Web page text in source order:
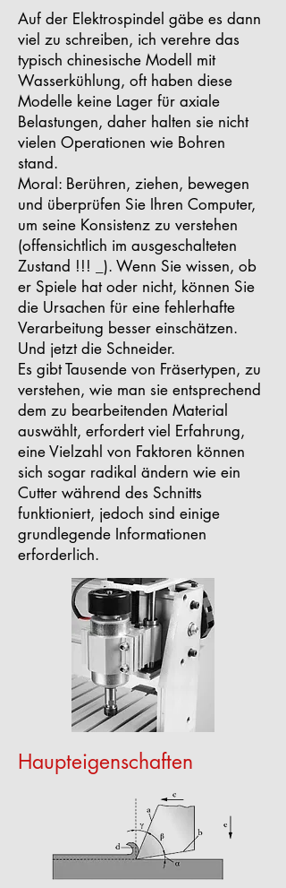
Auf der Elektrospindel gäbe es dann
viel zu schreiben, ich verehre das
typisch chinesische Modell mit
Wasserkühlung, oft haben diese
Modelle keine Lager für axiale
Belastungen, daher halten sie nicht
vielen Operationen wie Bohren
stand.
Moral: Berühren, ziehen, bewegen
und überprüfen Sie Ihren Computer,
um seine Konsistenz zu verstehen
(offensichtlich im ausgeschalteten
Zustand !!! _). Wenn Sie wissen, ob
er Spiele hat oder nicht, können Sie
die Ursachen für eine fehlerhafte
Verarbeitung besser einschätzen.
Und jetzt die Schneider.
Es gibt Tausende von Fräsertypen, zu
verstehen, wie man sie entsprechend
dem zu bearbeitenden Material
auswählt, erfordert viel Erfahrung,
eine Vielzahl von Faktoren können
sich sogar radikal ändern wie ein
Cutter während des Schnitts
funktioniert, jedoch sind einige
grundlegende Informationen
erforderlich.
Haupteigenschaften